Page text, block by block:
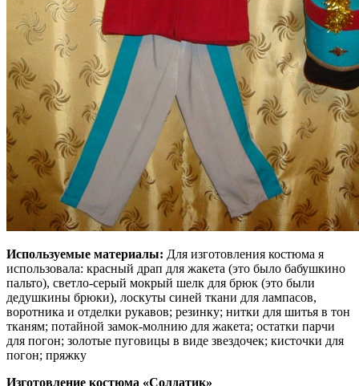
Используемые материалы: Для изготовления костюма я
использовала: красный драп для жакета (это было бабушкино
пальто), светло-серый мокрый шелк для брюк (это были
дедушкины брюки), лоскуты синей ткани для лампасов,
воротника и отделки рукавов; резинку; нитки для шитья в тон
тканям; потайной замок-молнию для жакета; остатки парчи
для погон; золотые пуговицы в виде звездочек; кисточки для
погон; пряжку
Изготовление костюма «Солдатик»